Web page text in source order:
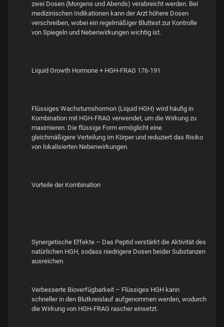
zwei Dosen (Morgens und Abends) verabreicht werden. Bei
medizinischen Indikationen kann der Arzt höhere Dosen
verschreiben, wobei ein regelmäßiger Bluttest zur Kontrolle
von Spiegeln und Nebenwirkungen wichtig ist.
Liquid Growth Hormone + HGH-FRAG 176-191
Flüssiges Wachstumshormon (Liquid HGH) wird häufig in
Kombination mit HGH-FRAG verwendet, um die Wirkung zu
maximieren. Die flüssige Form ermöglicht eine
gleichmäßigere Verteilung im Körper und reduziert das Risiko
von lokalisierten Nebenwirkungen.
Vorteile der Kombination
Synergetische Effekte – Das Peptid verstärkt die Aktivität des
natürlichen HGH, sodass niedrigere Dosen beider Substanzen
ausreichen.
Verbesserte Bioverfügbarkeit – Flüssiges HGH kann
schneller in den Blutkreislauf aufgenommen werden, wodurch
die Wirkung von HGH-FRAG rascher einsetzt.